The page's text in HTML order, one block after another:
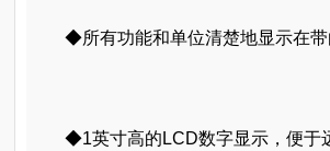
◆所有功能和单位清楚地显示在
◆1英寸高的LCD数字显示，便于